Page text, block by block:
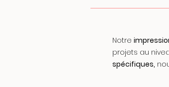
Notre
projets au
spécifiques,